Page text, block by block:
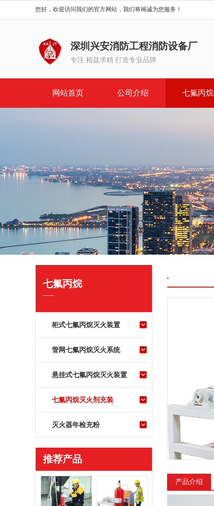
您好，欢迎访问我们的官方网站，我们将竭诚为您服务！
深圳兴安消防工程消防设备厂
专注 精益求精 打造专业品牌
网站首页 公司介绍 七氟丙烷
七氟丙烷
柜式七氟丙烷灭火装置
管网七氟丙烷灭火系统
悬挂式七氟丙烷灭火装置
七氟丙烷灭火剂充装
灭火器年检充粉
推荐产品
产品介绍